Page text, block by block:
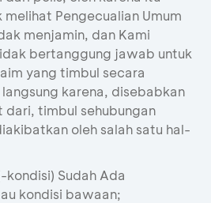
melihat Pengecualian Umum
menjamin, dan Kami
bertanggung jawab untuk
yang timbul secara
karena, disebabkan
timbul sehubungan
oleh salah satu hal-
kondisi) Sudah Ada
kondisi bawaan;